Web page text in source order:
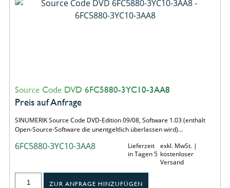
Source Code DVD 6FC5880-3YC10-3AA8
Preis auf Anfrage
SINUMERIK Source Code DVD-Edition 09/08, Software 1.03 (enthält
Open-Source-Software die unentgeltlich überlassen wird)…
6FC5880-3YC10-3AA8
Lieferzeit
in Tagen 5
exkl. MwSt. |
kostenloser
Versand
ZUR ANFRAGE HINZUFÜGEN